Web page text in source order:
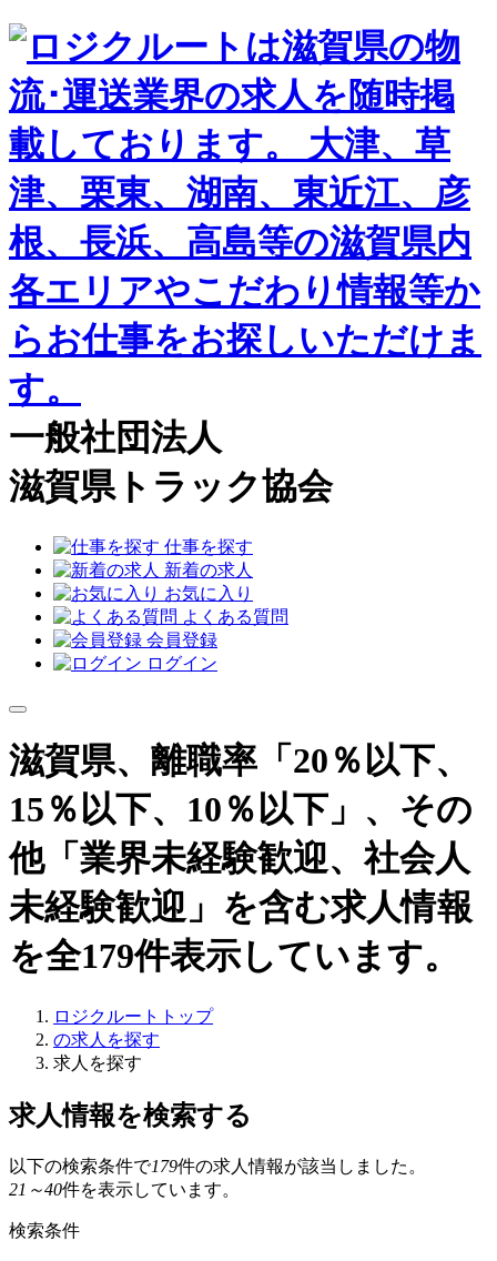
一般社団法人
滋賀県トラック協会
仕事を探す
新着の求人
お気に入り
よくある質問
会員登録
ログイン
滋賀県、離職率「20％以下、
15％以下、10％以下」、その
他「業界未経験歓迎、社会人
未経験歓迎」を含む求人情報
を全179件表示しています。
ロジクルートトップ
の求人を探す
求人を探す
求人情報を検索する
以下の検索条件で179件の求人情報が該当しました。
21～40件を表示しています。
検索条件